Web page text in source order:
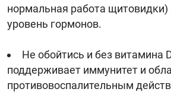
нормальная работа щитовидки)
уровень гормонов.
Не обойтись и без витамина
поддерживает иммунитет и
противовоспалительным